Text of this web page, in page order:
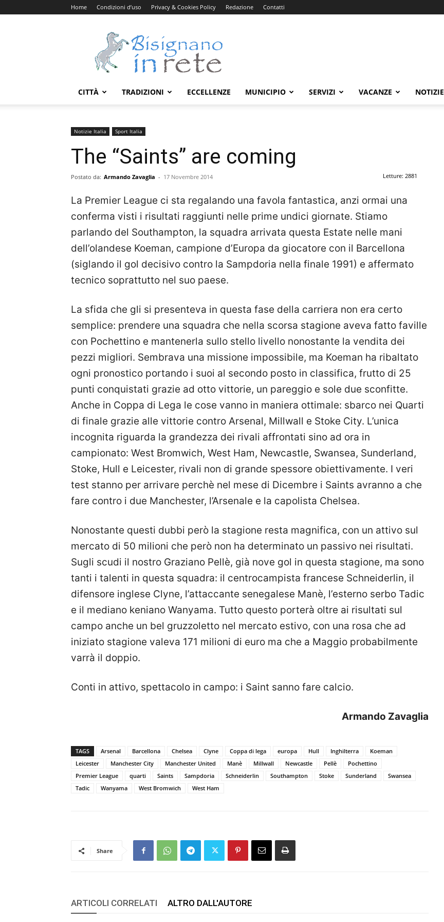
Home Condizioni d’uso Privacy & Cookies Policy Redazione Contatti
Bisignanoinrete.com
CITTÀ TRADIZIONI ECCELLENZE MUNICIPIO SERVIZI VACANZE NOTIZIE
Notizie Italia Sport Italia
The “Saints” are coming
Postato da: Armando Zavaglia - 17 Novembre 2014 Letture: 2881
La Premier League ci sta regalando una favola fantastica, anzi ormai una
conferma visti i risultati raggiunti nelle prime undici giornate. Stiamo
parlando del Southampton, la squadra arrivata questa Estate nelle mani
dell’olandese Koeman, campione d’Europa da giocatore con il Barcellona
(siglando il gol decisivo contro la Sampdoria nella finale 1991) e affermato
tecnico soprattutto nel suo paese.
La sfida che gli si presenteva in questa fase della carriera non era certo
semplice: prendere una squadra che nella scorsa stagione aveva fatto faville
con Pochettino e mantenerla sullo stello livello nonostante la vendita dei
pezzi migliori. Sembrava una missione impossibile, ma Koeman ha ribaltato
ogni pronostico portando i suoi al secondo posto in classifica, frutto di 25
punti conquistati grazie ad otto vittorie, un pareggio e sole due sconfitte.
Anche in Coppa di Lega le cose vanno in maniera ottimale: sbarco nei Quarti
di finale grazie alle vittorie contro Arsenal, Millwall e Stoke City. L’unica
incognita riguarda la grandezza dei rivali affrontati sino ad ora in
campionato: West Bromwich, West Ham, Newcastle, Swansea, Sunderland,
Stoke, Hull e Leicester, rivali non di grande spessore obiettivamente. I veri
test stanno per arrivare perchè nel mese di Dicembre i Saints avranno a che
fare contro i due Manchester, l’Arsenale e la capolista Chelsea.
Nonostante questi dubbi però la stagione resta magnifica, con un attivo sul
mercato di 50 milioni che però non ha determinato un passivo nei risultati.
Sugli scudi il nostro Graziano Pellè, già nove gol in questa stagione, ma sono
tanti i talenti in questa squadra: il centrocampista francese Schneiderlin, il
difensore inglese Clyne, l’attaccante senegalese Manè, l’esterno serbo Tadic
e il mediano keniano Wanyama. Tutto questo porterà oltre ai risultati sul
campo anche un bel gruzzoletto nel mercato estivo, con una rosa che ad
iniziato stagione valeva 171 milioni di euro ma che a Maggio probabilmente
varrà il doppio.
Conti in attivo, spettacolo in campo: i Saint sanno fare calcio.
Armando Zavaglia
TAGS Arsenal Barcellona Chelsea Clyne Coppa di lega europa Hull Inghilterra
Koeman
Leicester
Manchester City Manchester United Manè Millwall Newcastle Pellè
Pochettino
Premier League
quarti Saints Sampdoria Schneiderlin Southampton Stoke Sunderland
Swansea
Tadic
Wanyama West Bromwich West Ham
Share
ARTICOLI CORRELATI ALTRO DALL'AUTORE